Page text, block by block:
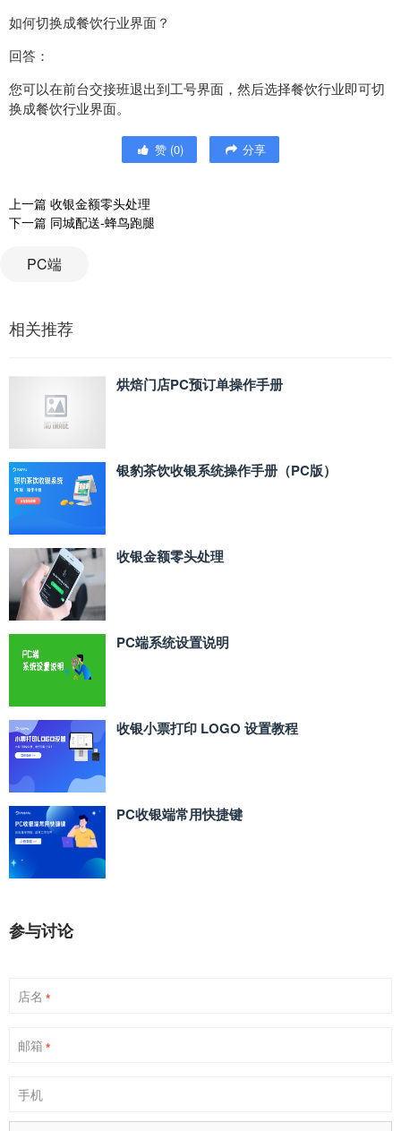
如何切换成餐饮行业界面？
回答：
您可以在前台交接班退出到工号界面，然后选择餐饮行业即可切
换成餐饮行业界面。
赞 (0) 分享
上一篇 收银金额零头处理
下一篇 同城配送-蜂鸟跑腿
PC端
相关推荐
烘焙门店PC预订单操作手册
银豹茶饮收银系统操作手册（PC版）
收银金额零头处理
PC端系统设置说明
收银小票打印 LOGO 设置教程
PC收银端常用快捷键
参与讨论
店名 *
邮箱 *
手机